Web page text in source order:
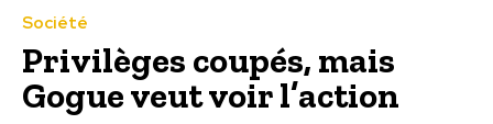
Société
Privilèges coupés, mais
Gogue veut voir l’action